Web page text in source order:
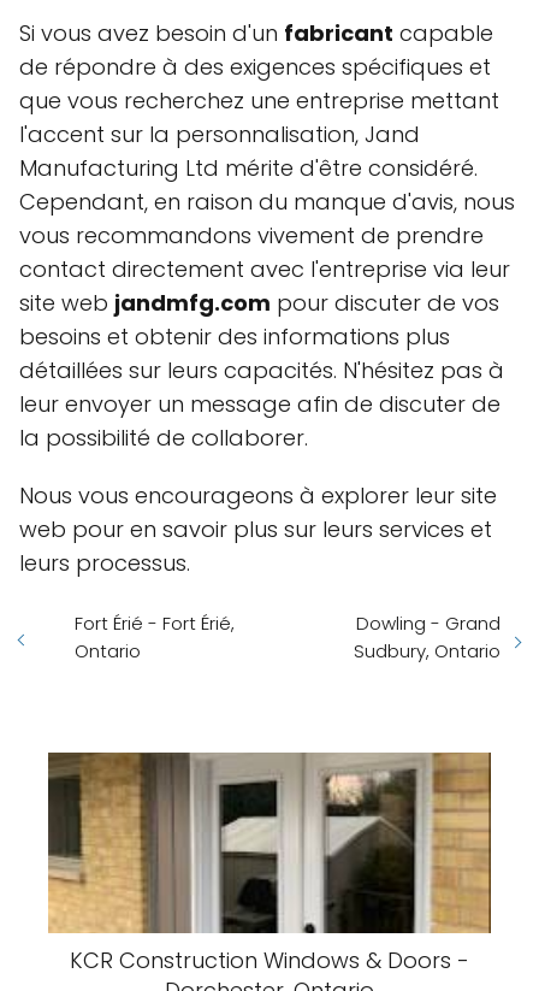
Si vous avez besoin d'un fabricant capable
de répondre à des exigences spécifiques et
que vous recherchez une entreprise mettant
l'accent sur la personnalisation, Jand
Manufacturing Ltd mérite d'être considéré.
Cependant, en raison du manque d'avis, nous
vous recommandons vivement de prendre
contact directement avec l'entreprise via leur
site web jandmfg.com pour discuter de vos
besoins et obtenir des informations plus
détaillées sur leurs capacités. N'hésitez pas à
leur envoyer un message afin de discuter de
la possibilité de collaborer.
Nous vous encourageons à explorer leur site
web pour en savoir plus sur leurs services et
leurs processus.
Fort Érié - Fort Érié,
Ontario
Dowling - Grand
Sudbury, Ontario
KCR Construction Windows & Doors -